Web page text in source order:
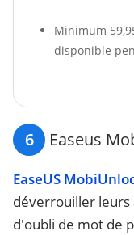
Minimum
disponible
6 Easeus
EaseUS
déverrouiller leurs
d'oubli de mot de